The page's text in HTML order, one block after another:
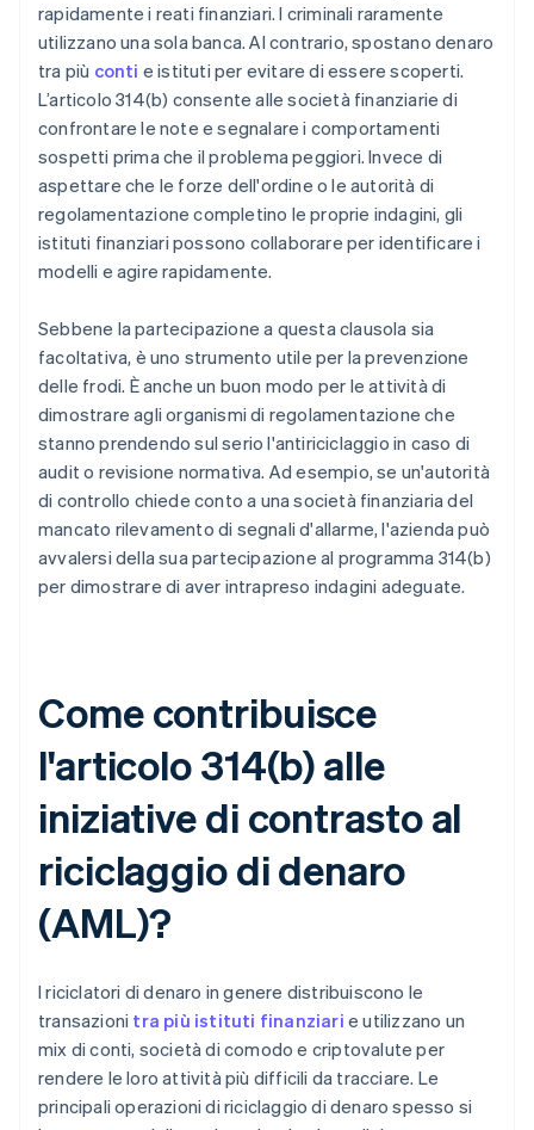
rapidamente i reati finanziari. I criminali raramente
utilizzano una sola banca. Al contrario, spostano denaro
tra più conti e istituti per evitare di essere scoperti.
L’articolo 314(b) consente alle società finanziarie di
confrontare le note e segnalare i comportamenti
sospetti prima che il problema peggiori. Invece di
aspettare che le forze dell'ordine o le autorità di
regolamentazione completino le proprie indagini, gli
istituti finanziari possono collaborare per identificare i
modelli e agire rapidamente.
Sebbene la partecipazione a questa clausola sia
facoltativa, è uno strumento utile per la prevenzione
delle frodi. È anche un buon modo per le attività di
dimostrare agli organismi di regolamentazione che
stanno prendendo sul serio l'antiriciclaggio in caso di
audit o revisione normativa. Ad esempio, se un'autorità
di controllo chiede conto a una società finanziaria del
mancato rilevamento di segnali d'allarme, l'azienda può
avvalersi della sua partecipazione al programma 314(b)
per dimostrare di aver intrapreso indagini adeguate.
Come contribuisce
l'articolo 314(b) alle
iniziative di contrasto al
riciclaggio di denaro
(AML)?
I riciclatori di denaro in genere distribuiscono le
transazioni tra più istituti finanziari e utilizzano un
mix di conti, società di comodo e criptovalute per
rendere le loro attività più difficili da tracciare. Le
principali operazioni di riciclaggio di denaro spesso si